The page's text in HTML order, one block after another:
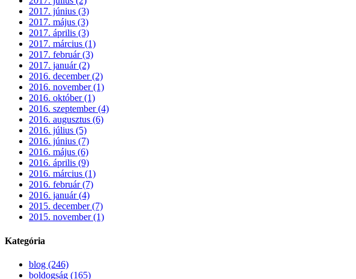
2017. június (3)
2017. május (3)
2017. április (3)
2017. március (1)
2017. február (3)
2017. január (2)
2016. december (2)
2016. november (1)
2016. október (1)
2016. szeptember (4)
2016. augusztus (6)
2016. július (5)
2016. június (7)
2016. május (6)
2016. április (9)
2016. március (1)
2016. február (7)
2016. január (4)
2015. december (7)
2015. november (1)
Kategória
blog (246)
boldogság (165)